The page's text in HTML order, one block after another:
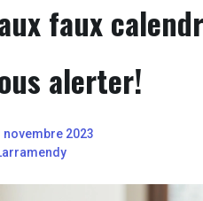
faux
alerter!
novembre 2023